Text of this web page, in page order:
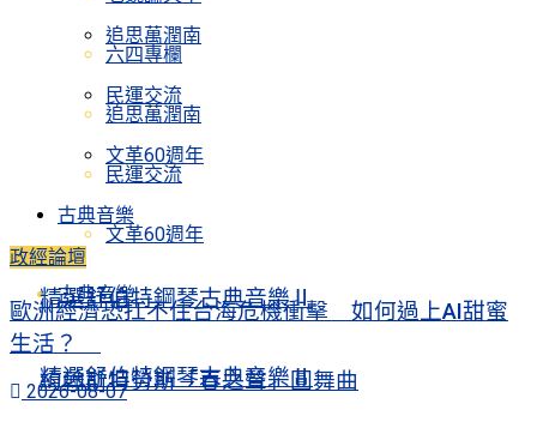
追思萬潤南
民運交流
文革60週年
古典音樂
精選舒伯特鋼琴古典音樂Ⅱ
約翰斯特勞斯「春之聲」圓舞曲
六四專欄
追思萬潤南
民運交流
文革60週年
古典音樂
精選舒伯特鋼琴古典音樂Ⅱ
政經論壇
歐洲經濟恐扛不住台海危機衝擊 如何過上AI甜蜜
生活？
2026-08-07